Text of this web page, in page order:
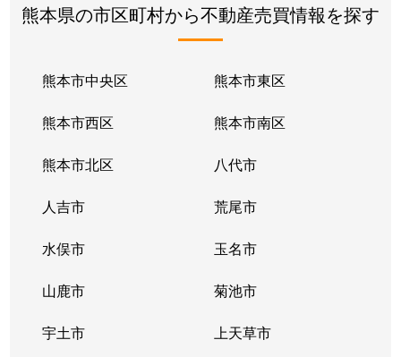
熊本県の市区町村から不動産売買情報を探す
熊本市中央区 熊本市東区
熊本市西区 熊本市南区
熊本市北区 八代市
人吉市 荒尾市
水俣市 玉名市
山鹿市 菊池市
宇土市 上天草市